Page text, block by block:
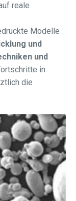
reale
Modelle
und
und
in
die